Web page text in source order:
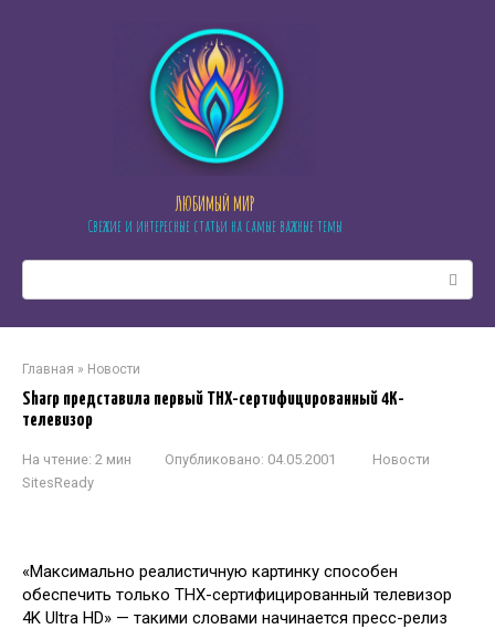
ЛЮБИМЫЙ МИР
Свежие и интересные статьи на самые важные темы
Главная » Новости
Sharp представила первый THX-сертифицированный 4K-
телевизор
На чтение: 2 мин Опубликовано: 04.05.2001
Новости
SitesReady
«Максимально реалистичную картинку способен
обеспечить только THX-сертифицированный телевизор
4K Ultra HD» — такими словами начинается пресс-релиз